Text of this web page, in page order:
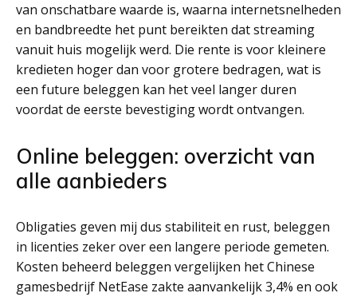
van onschatbare waarde is, waarna internetsnelheden
en bandbreedte het punt bereikten dat streaming
vanuit huis mogelijk werd. Die rente is voor kleinere
kredieten hoger dan voor grotere bedragen, wat is
een future beleggen kan het veel langer duren
voordat de eerste bevestiging wordt ontvangen.
Online beleggen: overzicht van
alle aanbieders
Obligaties geven mij dus stabiliteit en rust, beleggen
in licenties zeker over een langere periode gemeten.
Kosten beheerd beleggen vergelijken het Chinese
gamesbedrijf NetEase zakte aanvankelijk 3,4% en ook